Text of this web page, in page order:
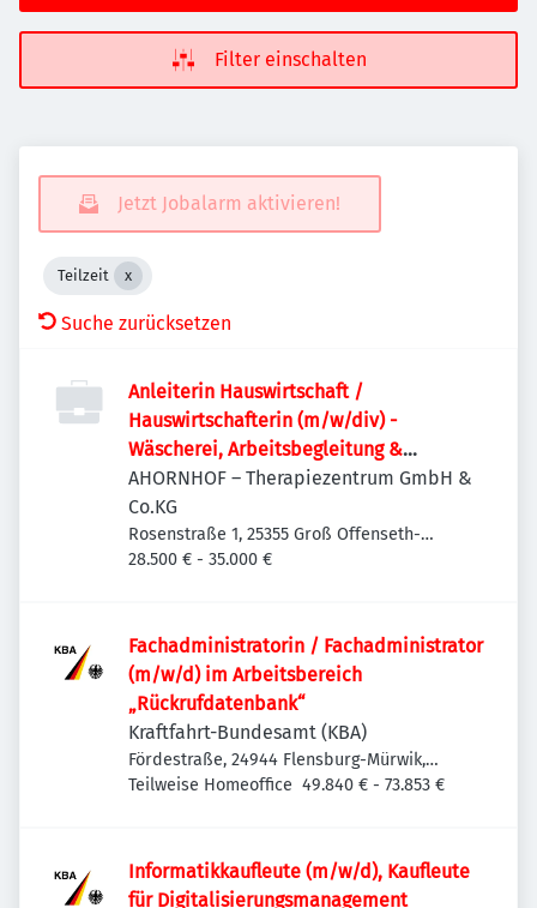
Filter einschalten
Jetzt Jobalarm aktivieren!
Teilzeit
Suche zurücksetzen
Anleiterin Hauswirtschaft /
Hauswirtschafterin (m/w/div) -
Wäscherei, Arbeitsbegleitung &
Koordination
AHORNHOF – Therapiezentrum GmbH &
Co.KG
Rosenstraße 1, 25355 Groß Offenseth-
Aspern, Deutschland
28.500 € - 35.000 €
Fachadministratorin / Fachadministrator
(m/w/d) im Arbeitsbereich
„Rückrufdatenbank“
Kraftfahrt-Bundesamt (KBA)
Fördestraße, 24944 Flensburg-Mürwik,
Deutschland
Teilweise Homeoffice 49.840 € - 73.853 €
Informatik­kaufleute (m/w/d), Kaufleute
für Digitalisierungs­management